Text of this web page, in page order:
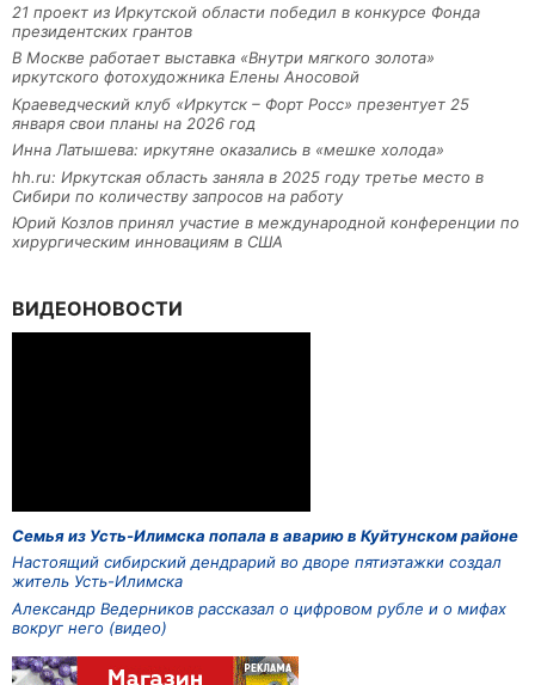
21 проект из Иркутской области победил в конкурсе Фонда
президентских грантов
В Москве работает выставка «Внутри мягкого золота»
иркутского фотохудожника Елены Аносовой
Краеведческий клуб «Иркутск – Форт Росс» презентует 25
января свои планы на 2026 год
Инна Латышева: иркутяне оказались в «мешке холода»
hh.ru: Иркутская область заняла в 2025 году третье место в
Сибири по количеству запросов на работу
Юрий Козлов принял участие в международной конференции по
хирургическим инновациям в США
ВИДЕОНОВОСТИ
Семья из Усть-Илимска попала в аварию в Куйтунском районе
Настоящий сибирский дендрарий во дворе пятиэтажки создал
житель Усть-Илимска
Александр Ведерников рассказал о цифровом рубле и о мифах
вокруг него (видео)